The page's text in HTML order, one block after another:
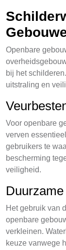
Openbare
bij het
uitstraling en
Voor openbare
verven
gebruikers te
bescherming
veiligheid.
Het gebruik van
openbare
verkleinen.
keuze vanwege